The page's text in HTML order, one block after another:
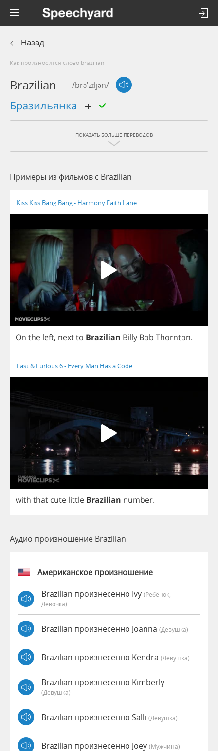
Назад
Как произносится слово brazilian
Brazilian /brə'zɪljən/
бразильянка
ПОКАЗАТЬ БОЛЬШЕ ПЕРЕВОДОВ
Примеры из фильмов c Brazilian
Kiss Kiss Bang Bang - Harmony Faith Lane
On the left, nextto Brazilian Billy Bob Thornton.
Fast & Furious 6 - Every Man Has a Code
with that cute little Brazilian number.
Аудио произношение Brazilian
Американское произношение
Brazilian произнесенно Ivy (Ребёнок,
Девочка)
Brazilian произнесенно Joanna (девушка)
Brazilian произнесенно Kendra (девушка)
Brazilian произнесенно Kimberly
(девушка)
Brazilian произнесенно Salli (девушка)
Brazilian произнесенно Joey (мужчина)